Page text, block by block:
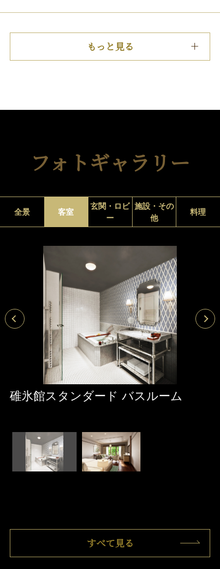
もっと見る
フォトギャラリー
全景 客室
玄関・ロビ
ー
施設・その
他
料理
碓氷館スタンダード バスルーム
すべて見る